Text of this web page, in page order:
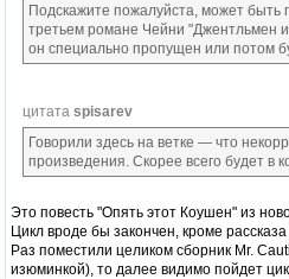
Подскажите пожалуйста, может
третьем романе Чейни "Джентльмен
он специально пропущен или потом
цитата spisarev
Говорили здесь на ветке — что
произведения. Скорее всего будет в
Это повесть "Опять этот Коушен" из
Цикл вроде бы закончен, кроме
Раз поместили целиком сборник Mr.
изюминкой), то далее видимо пойдет